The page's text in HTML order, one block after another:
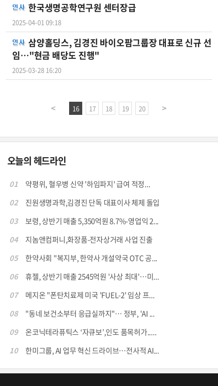
한국생명공학연구원 센터장급
2025-04-01 09:18
삼양홀딩스, 김경진 바이오팜그룹장 대표로 신규 선
임…"현금 배당도 진행"
2025-03-28 16:20
16 17 18 19 20
오늘의 헤드라인
01
약평위, 혈우병 신약 '하임파지' 급여 적정...
02
진원생명과학,김경진 단독 대표이사 체제 돌입
03
보령, 상반기 매출 5,350억원 8.7%-영업익 2...
04
지놈앤컴퍼니,화장품-전자상거래 사업 진출
05
한약사회 "복지부, 한약사 개설약국 OTC 공...
06
휴젤, 상반기 매출 2545억원 '사상 최대'…미...
07
메지온 "폰탄치료제 미국 'FUEL-2' 임상 프...
08
"동네 보건소부터 응급실까지"… 정부, 'AI ...
09
온코닉테라퓨틱스 ‘자큐보’,인도 품목허가.....
10
한미그룹, AI 업무 혁신 드라이브…전사적 AI...